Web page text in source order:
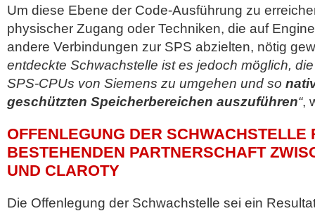
Um diese Ebene der Code-Ausführung zu
physischer Zugang oder Techniken, die auf
andere Verbindungen zur SPS abzielten, nötig
entdeckte Schwachstelle ist es jedoch möglich,
SPS-CPUs von Siemens zu umgehen und so
geschützten Speicherbereichen auszuführen“,
OFFENLEGUNG DER SCHWACHSTELLE
BESTEHENDEN PARTNERSCHAFT
UND CLAROTY
Die Offenlegung der Schwachstelle sei ein